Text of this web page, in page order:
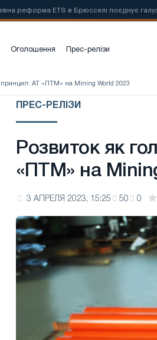
ETS в Брюсселі поєднує галузеві
Оголошення Прес-релізи
принцип: АТ «ПТМ» на Mining World 2023
ПРЕС-РЕЛІЗИ
Розвиток як
«ПТМ» на
3 АПРЕЛЯ 2023, 15:25 50 0